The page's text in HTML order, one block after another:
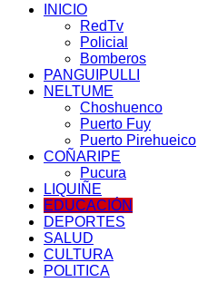
INICIO
RedTv
Policial
Bomberos
PANGUIPULLI
NELTUME
Choshuenco
Puerto Fuy
Puerto Pirehueico
COÑARIPE
Pucura
LIQUIÑE
EDUCACIÓN
DEPORTES
SALUD
CULTURA
POLITICA